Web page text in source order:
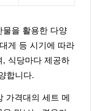
물을 활용한 다양
게 등 시기에 따라
, 식당마다 제공하
합니다.
가격대의 세트 메